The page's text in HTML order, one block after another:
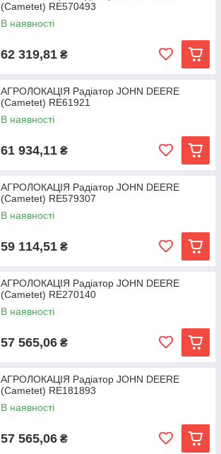
(Cametet) RE570493
В наявності
62 319,81 ₴
АГРОЛОКАЦІЯ Радіатор JOHN DEERE
(Cametet) RE61921
В наявності
61 934,11 ₴
АГРОЛОКАЦІЯ Радіатор JOHN DEERE
(Cametet) RE579307
В наявності
59 114,51 ₴
АГРОЛОКАЦІЯ Радіатор JOHN DEERE
(Cametet) RE270140
В наявності
57 565,06 ₴
АГРОЛОКАЦІЯ Радіатор JOHN DEERE
(Cametet) RE181893
В наявності
57 565,06 ₴